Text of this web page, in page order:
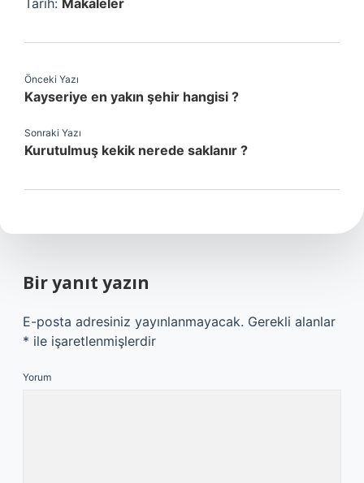
Tarih: Makaleler
Önceki Yazı
Kayseriye en yakın şehir hangisi ?
Sonraki Yazı
Kurutulmuş kekik nerede saklanır ?
Bir yanıt yazın
E-posta adresiniz yayınlanmayacak. Gerekli alanlar
* ile işaretlenmişlerdir
Yorum